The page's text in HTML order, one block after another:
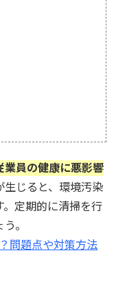
業員の健康に悪影響
生じると、環境汚染
定期的に清掃を行
。
問題点や対策方法